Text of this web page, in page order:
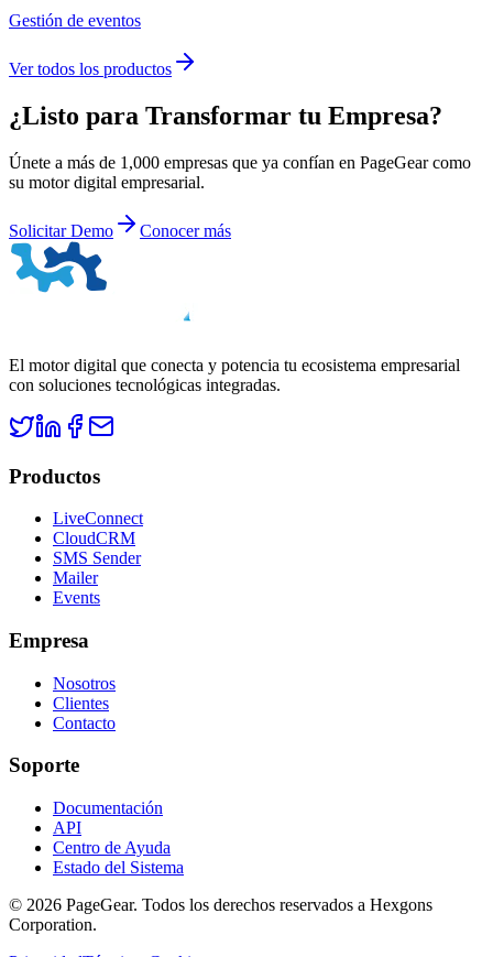
Gestión de eventos
Ver todos los productos
¿Listo para Transformar tu Empresa?
Únete a más de 1,000 empresas que ya confían en PageGear como
su motor digital empresarial.
Solicitar Demo Conocer más
El motor digital que conecta y potencia tu ecosistema empresarial
con soluciones tecnológicas integradas.
Productos
LiveConnect
CloudCRM
SMS Sender
Mailer
Events
Empresa
Nosotros
Clientes
Contacto
Soporte
Documentación
API
Centro de Ayuda
Estado del Sistema
© 2026 PageGear. Todos los derechos reservados a Hexgons
Corporation.